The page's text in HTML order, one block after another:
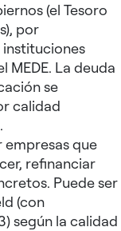
(el Tesoro
por
MEDE. La deuda
se
calidad
empresas que
refinanciar
Puede ser
(con
según la calidad